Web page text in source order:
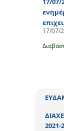
17/07/
2021-